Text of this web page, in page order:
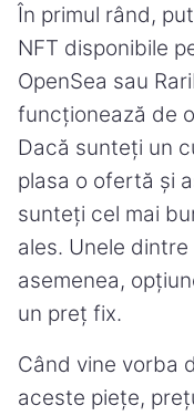
În primul rând,
NFT disponibile
OpenSea sau
funcționează de
Dacă sunteți un
plasa o ofertă și
sunteți cel mai
ales. Unele
asemenea,
un preț fix.
Când vine vorba
aceste piețe,